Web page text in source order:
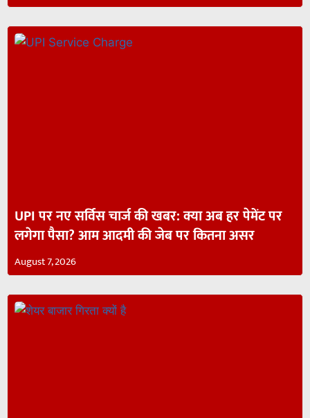
UPI पर नए सर्विस चार्ज की खबर: क्या अब हर पेमेंट पर
लगेगा पैसा? आम आदमी की जेब पर कितना असर
August 7, 2026